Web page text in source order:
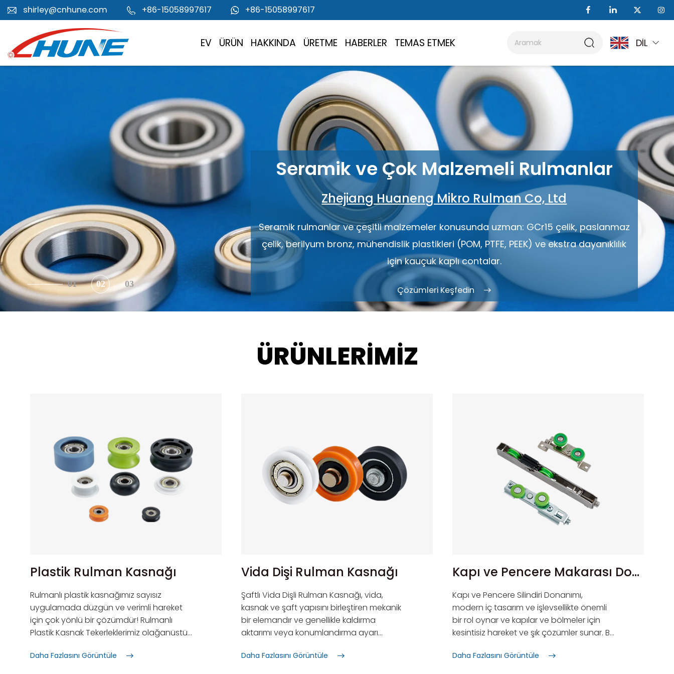
shirley@cnhune.com +86-15058997617 +86-15058997617
EV ÜRÜN HAKKINDA ÜRETME HABERLER TEMAS ETMEK DİL
Seramik ve Çok Malzemeli Rulmanlar
Zhejiang Huaneng Mikro Rulman Co, Ltd
Seramik rulmanlar ve çeşitli malzemeler konusunda uzman: GCr15 çelik, paslanmaz
çelik, berilyum bronz, mühendislik plastikleri (POM, PTFE, PEEK) ve ekstra dayanıklılık
için kauçuk kaplı contalar.
Çözümleri Keşfedin
01 02 03
ÜRÜNLERİMİZ
Plastik Rulman Kasnağı
Rulmanlı plastik kasnağımız sayısız
uygulamada düzgün ve verimli hareket
için çok yönlü bir çözümdür! Rulmanlı
Plastik Kasnak Tekerleklerimiz olağanüstü
yüksek sıcaklık dayanıklılığı sunarak zorlu
Daha Fazlasını Görüntüle
Vida Dişi Rulman Kasnağı
Şaftlı Vida Dişli Rulman Kasnağı, vida,
kasnak ve şaft yapısını birleştiren mekanik
bir elemandır ve genellikle kaldırma
aktarımı veya konumlandırma ayarı
iletme ve doğrusal hareket gerçekleştirme
Daha Fazlasını Görüntüle
Kapı ve Pencere Makarası Donanımı
Kapı ve Pencere Silindiri Donanımı,
modern iç tasarım ve işlevsellikte önemli
bir rol oynar ve kapılar ve bölmeler için
kesintisiz hareket ve şık çözümler sunar. Bu
sorunsuz çalışmasıyla hem konut hem de
Daha Fazlasını Görüntüle